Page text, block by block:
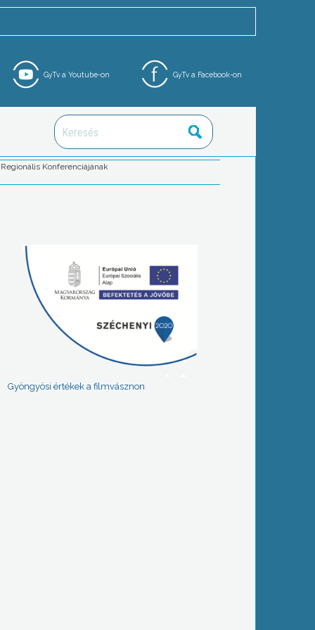
GyTv a Facebook-on
GyTv a Youtube-on
Konferenciájának
Gyöngyösi értékek a filmvásznon